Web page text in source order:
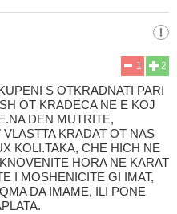
2
1
S OTKRADNATI PARI
OT KRADECA NE E KOJ
DEN MUTRITE,
KRADAT OT NAS
KOLI.TAKA, CHE HICH NE
HORA NE KARAT
I MOSHENICITE GI IMAT,
DA IMAME, ILI PONE